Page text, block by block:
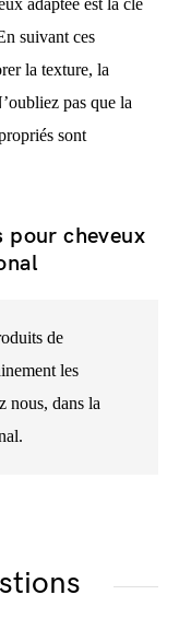
suivant ces
la texture, la
pas que la
sont
pour cheveux
de
les
nous, dans la